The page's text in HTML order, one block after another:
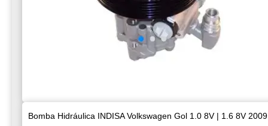
Bomba Hidráulica INDISA Volkswagen Gol 1.0 8V | 1.6 8V